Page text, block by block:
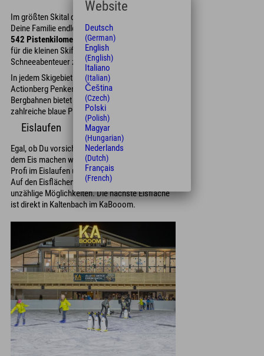
Im größten Skital der Welt erwarten Dich und
Deine Familie endloser Winterspaß. Euch stehen
542 Pistenkilometer
und zahlreiche Angebote
für die kleinen Skifahrer für Eure
Schneeabenteuer zur Verfügung.
In jedem Skigebiet gibt es Funslopes. Der
Actionberg Penken bei den Mayerhofner
Bergbahnen bietet neben Kinderländern auch
zahlreiche blaue Pisten.
Eislaufen
Egal, ob Du vorsichtig Deine ersten Schritte auf
dem Eis machen willst oder schon ein echter
Profi im Eislaufen und Eisstockschießen bist.
Auf den Eisflächen im Zillertal hast Du dafür
unzählige Möglichkeiten. Die nächste Eisfläche
ist direkt in Kaltenbach im KaBooom.
Website
Deutsch
(German)
English
(English)
Italiano
(Italian)
Čeština
(Czech)
Polski
(Polish)
Magyar
(Hungarian)
Nederlands
(Dutch)
Français
(French)